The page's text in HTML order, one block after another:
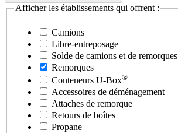
Afficher les établissements qui offrent :
Camions
Libre-entreposage
Solde de camions et de remorques
Remorques
Conteneurs U-Box®
Accessoires de déménagement
Attaches de remorque
Retours de boîtes
Propane